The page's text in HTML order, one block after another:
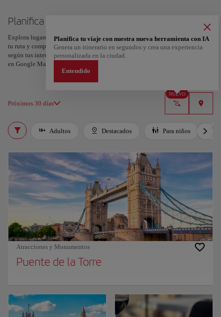
Planifica tu viaje a Londres
Explora lugares, experiencias y marca con el corazón tus favoritos para crear
tu ruta y compartirla. ¿Quieres más ideas? Obtén un itinerario personalizado
según tus intereses y la duración de tu viaje: en sólo dos pasos y descargable
en Google Maps.
Próximos 30 días
NUEVO
Planifica tu viaje con nuestra nueva herramienta con IA
Genera un itinerario en segundos y crea una experiencia
personalizada en la ciudad.
Entendido
Adultos Destacados Para niños
Atracciones y Monumentos
Puente de la Torre